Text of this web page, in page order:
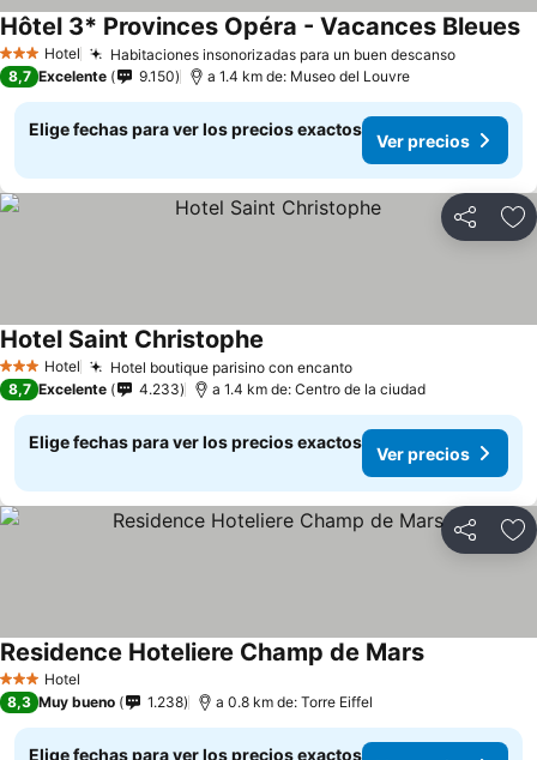
3 Estrellas
Hotel Habitaciones insonorizadas para un buen descanso
Hôtel 3* Provinces Opéra - Vacances Bleues
8,7 Excelente 9.150 a 1.4 km de: Museo del Louvre
Elige fechas para ver los precios exactos
Ver precios
Compartir
3 Estrellas
Hotel Hotel boutique parisino con encanto
Hotel Saint Christophe
8,7 Excelente 4.233 a 1.4 km de: Centro de la ciudad
Elige fechas para ver los precios exactos
Ver precios
Compartir
3 Estrellas
Hotel
Residence Hoteliere Champ de Mars
8,3 Muy bueno 1.238 a 0.8 km de: Torre Eiffel
Elige fechas para ver los precios exactos